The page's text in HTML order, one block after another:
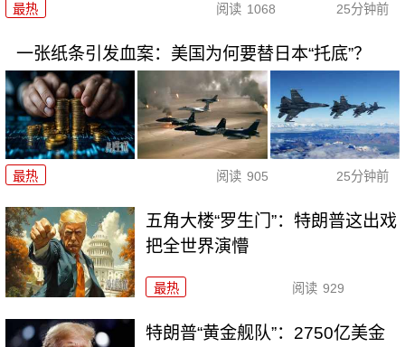
最热 阅读 1068 25分钟前
一张纸条引发血案：美国为何要替日本“托底”？
最热 阅读 905 25分钟前
五角大楼“罗生门”：特朗普这出戏
把全世界演懵
最热 阅读 929
特朗普“黄金舰队”：2750亿美金